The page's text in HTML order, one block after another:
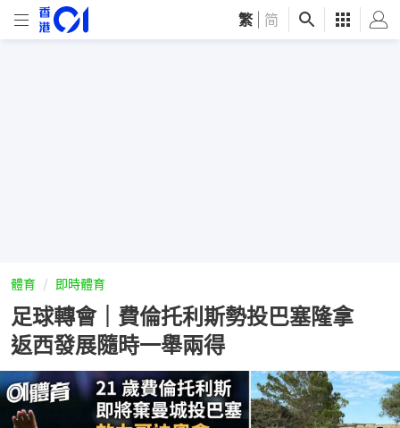
繁 简
體育 即時體育
足球轉會｜費倫托利斯勢投巴塞隆拿
返西發展隨時一舉兩得